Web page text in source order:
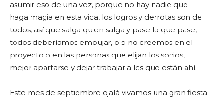
asumir eso de una vez, porque no hay nadie que
haga magia en esta vida, los logros y derrotas son de
todos, así que salga quien salga y pase lo que pase,
todos deberíamos empujar, o si no creemos en el
proyecto o en las personas que elijan los socios,
mejor apartarse y dejar trabajar a los que están ahí.
Este mes de septiembre ojalá vivamos una gran fiesta